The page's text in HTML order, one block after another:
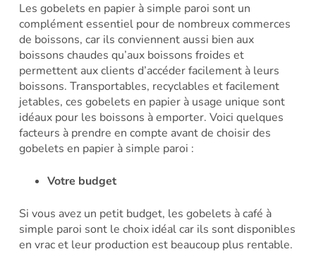
Les gobelets en papier à simple paroi sont un
complément essentiel pour de nombreux commerces
de boissons, car ils conviennent aussi bien aux
boissons chaudes qu’aux boissons froides et
permettent aux clients d’accéder facilement à leurs
boissons. Transportables, recyclables et facilement
jetables, ces gobelets en papier à usage unique sont
idéaux pour les boissons à emporter. Voici quelques
facteurs à prendre en compte avant de choisir des
gobelets en papier à simple paroi :
Votre budget
Si vous avez un petit budget, les gobelets à café à
simple paroi sont le choix idéal car ils sont disponibles
en vrac et leur production est beaucoup plus rentable.